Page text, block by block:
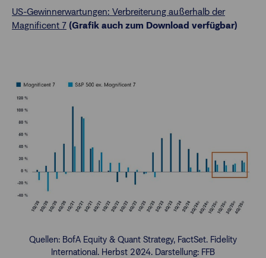
US-Gewinnerwartungen: Verbreiterung außerhalb der
Magnificent 7 (Grafik auch zum Download verfügbar)
Quellen: BofA Equity & Quant Strategy, FactSet. Fidelity
International. Herbst 2024. Darstellung: FFB